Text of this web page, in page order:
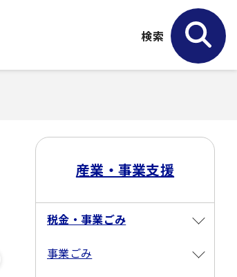
検索
産業・事業支援
税金・事業ごみ
事業ごみ